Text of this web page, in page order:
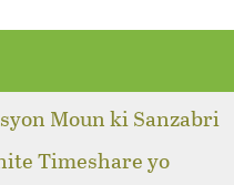
Moun ki Sanzabri
Timeshare yo